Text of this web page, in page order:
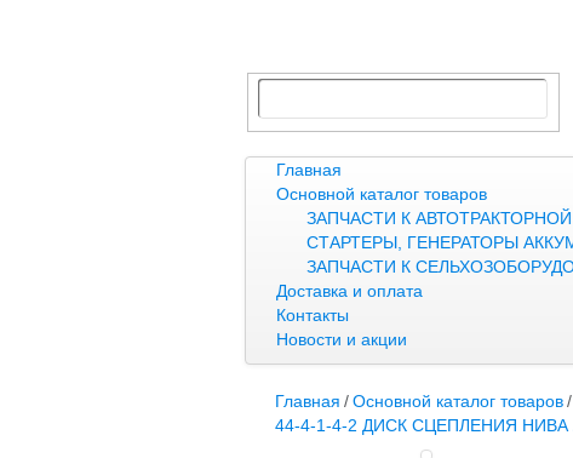
Главная
Основной каталог товаров
ЗАПЧАСТИ К
СТАРТЕРЫ, ГЕНЕРАТОРЫ
ЗАПЧАСТИ К
Доставка и оплата
Контакты
Новости и акции
Главная /Основной каталог товаров/
44-4-1-4-2 ДИСК СЦЕПЛЕНИЯ